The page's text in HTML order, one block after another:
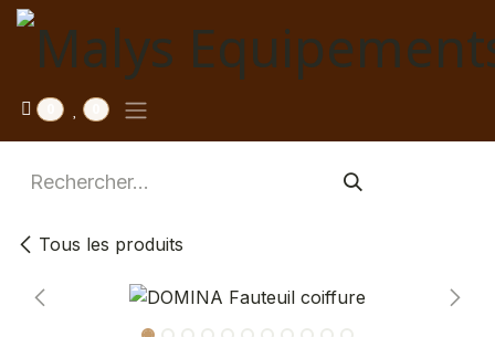
Se rendre au contenu
Tous les produits